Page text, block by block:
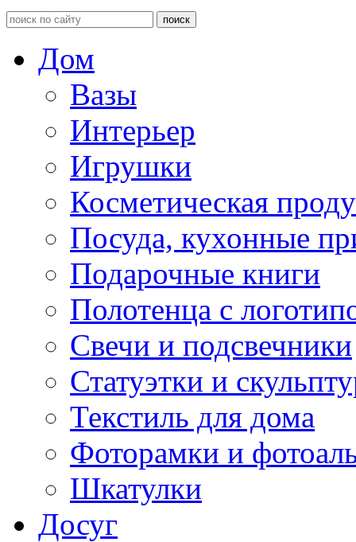
Дом
Вазы
Интерьер
Игрушки
Косметическая
Посуда, кухонные
Подарочные книги
Полотенца с
Свечи и подсвечники
Статуэтки и
Текстиль для дома
Фоторамки и
Шкатулки
Досуг